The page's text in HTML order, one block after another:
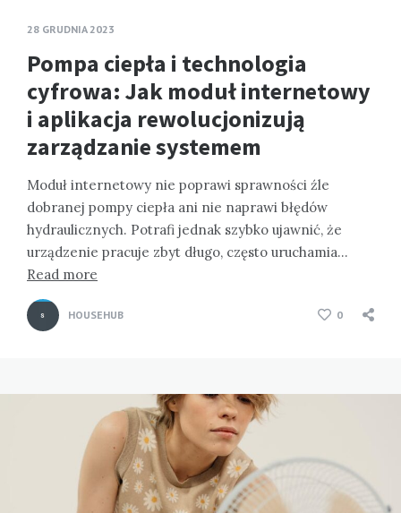
28 GRUDNIA 2023
Pompa ciepła i technologia
cyfrowa: Jak moduł internetowy
i aplikacja rewolucjonizują
zarządzanie systemem
Moduł internetowy nie poprawi sprawności źle
dobranej pompy ciepła ani nie naprawi błędów
hydraulicznych. Potrafi jednak szybko ujawnić, że
urządzenie pracuje zbyt długo, często uruchamia…
Read more
HOUSEHUB 0